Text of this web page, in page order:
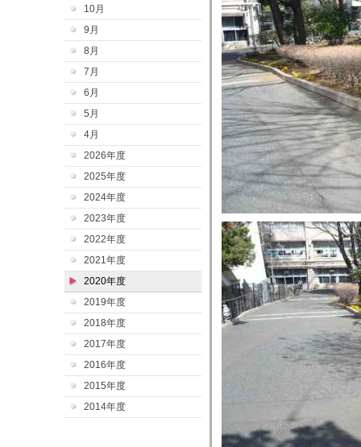
10月
9月
8月
7月
6月
5月
4月
2026年度
2025年度
2024年度
2023年度
2022年度
2021年度
2020年度
2019年度
2018年度
2017年度
2016年度
2015年度
2014年度